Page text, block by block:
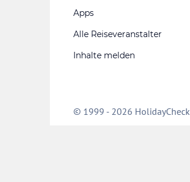
Apps
Alle Reiseveranstalter
Inhalte melden
© 1999 - 2026